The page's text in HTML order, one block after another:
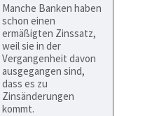
Manche Banken haben
schon einen
ermäßigten Zinssatz,
weil sie in der
Vergangenheit davon
ausgegangen sind,
dass es zu
Zinsänderungen
kommt.